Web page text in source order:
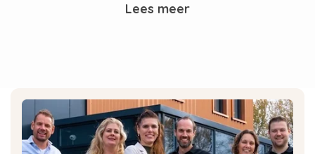
capaciteit zal inleveren. De waterfilters van Brita
Tijdelijk GROTE korting op BRITA Waterfilters!
Lees meer